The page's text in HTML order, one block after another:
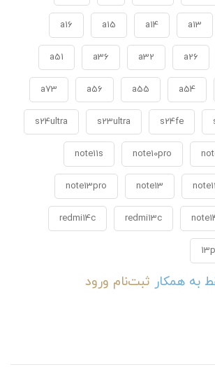
a13
a14
a15
a16
a26
a32
a36
a51
a54
a55
a56
a73
s24fe
s23ultra
s24ultra
note10pro
note11s
note13
note13pro
redmi13c
redmi14c
به همکار ثبت‌نام ورود